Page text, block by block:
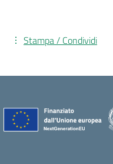
Stampa / Condividi